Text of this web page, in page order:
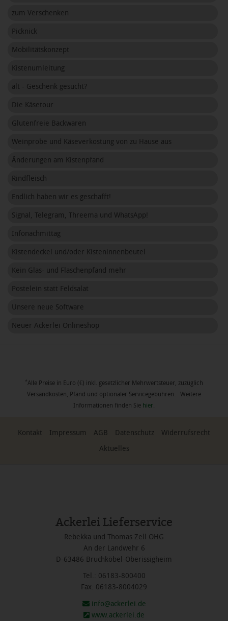
zum Verschenken
Picknick
Mobilitätskonzept
Kistenumleitung
alt - Geschenk gesucht?
Die Käsetour
Glutenfreie Backwaren
Weinprobe und Käseverkostung von zu Hause aus
Änderungen am Kistenpfand
Rindfleisch
Endlich haben wir es geschafft!
Signal, Telegram, Threema und WhatsApp!
Infonachmittag
Kistendeckel und/oder Kisteninnenbeutel
Kein Glas- und Flaschenpfand mehr
Postelein statt Feldsalat
Unsere neue Software
Neuer Ackerlei Onlineshop
*Alle Preise in Euro (€) inkl. gesetzlicher Mehrwertsteuer, zuzüglich
Versandkosten, Pfand und optionaler Servicegebühren. Weitere
Informationen finden Sie hier.
Kontakt Impressum AGB Datenschutz
Widerrufsrecht
Aktuelles
Ackerlei Lieferservice
Rebekka und Thomas Zell OHG
An der Landwehr 6
D-63486 Bruchköbel-Oberissigheim
Tel.: 06183-800400
Fax: 06183-8004029
info@ackerlei.de
www.ackerlei.de